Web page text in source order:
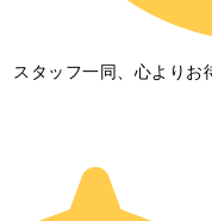
スタッフ一同、心より